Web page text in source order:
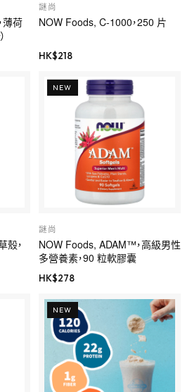
薄荷
謎尚
NOW Foods, C-1000，250 片
HK$218
，
NEW
謎尚
NOW Foods, ADAM™，高級男性
多營養素，90 粒軟膠囊
HK$278
NEW